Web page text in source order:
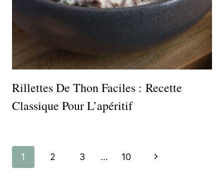
Rillettes De Thon Faciles : Recette
Classique Pour L’apéritif
Navigation
1 2 3 … 10
Page